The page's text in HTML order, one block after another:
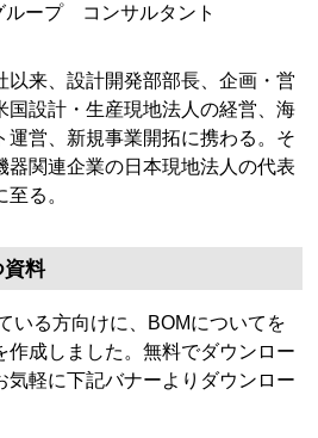
ループ コンサルタント
以来、設計開発部部長、企画・営
国設計・生産現地法人の経営、海
運営、新規事業開拓に携わる。そ
器関連企業の日本現地法人の代表
る。
資料
いる方向けに、BOMについてを
作成しました。無料でダウンロー
気軽に下記バナーよりダウンロー